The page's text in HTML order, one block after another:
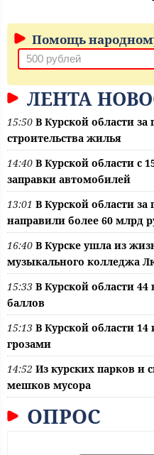
Помощь
ЛЕНТА
15:50 В Курской области
строительства жилья
14:40 В Курской области с
заправки автомобилей
13:01 В Курской области
направили более 60 млрд
16:40 В Курске ушла из
музыкального колледжа
15:33 В Курской области
баллов
15:13 В Курской области
грозами
14:52 Из курских парков и
мешков мусора
ОПРОС